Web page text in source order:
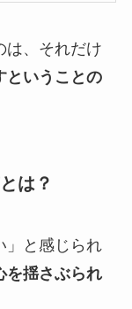
は、それだけ
ということの
は？
」と感じられ
を揺さぶられ